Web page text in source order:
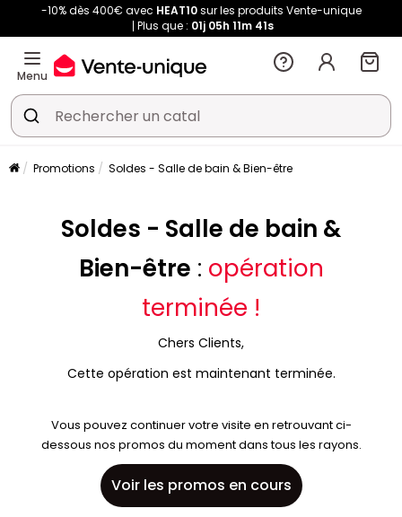
-10% dès 400€ avec HEAT10sur les produits Vente-unique
Plus que : 01j 05h 11m 41s
Menu
Promotions Soldes - Salle de bain & Bien-être
Soldes - Salle de bain &
Bien-être : opération
terminée !
Chers Clients,
Cette opération est maintenant terminée.
Vous pouvez continuer votre visite en retrouvant ci-
dessous nos promos du moment dans tous les rayons.
Voir les promos en cours